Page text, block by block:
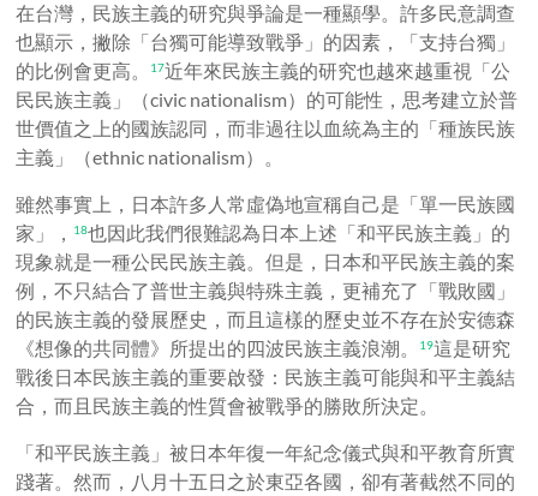
在台灣，民族主義的研究與爭論是一種顯學。許多民意調查
也顯示，撇除「台獨可能導致戰爭」的因素，「支持台獨」
的比例會更高。
17近年來民族主義的研究也越來越重視「公
民民族主義」（civic nationalism）的可能性，思考建立於普
世價值之上的國族認同，而非過往以血統為主的「種族民族
主義」（ethnic nationalism）。
雖然事實上，日本許多人常虛偽地宣稱自己是「單一民族國
家」，
18也因此我們很難認為日本上述「和平民族主義」的
現象就是一種公民民族主義。但是，日本和平民族主義的案
例，不只結合了普世主義與特殊主義，更補充了「戰敗國」
的民族主義的發展歷史，而且這樣的歷史並不存在於安德森
《想像的共同體》所提出的四波民族主義浪潮。
19這是研究
戰後日本民族主義的重要啟發：民族主義可能與和平主義結
合，而且民族主義的性質會被戰爭的勝敗所決定。
「和平民族主義」被日本年復一年紀念儀式與和平教育所實
踐著。然而，八月十五日之於東亞各國，卻有著截然不同的